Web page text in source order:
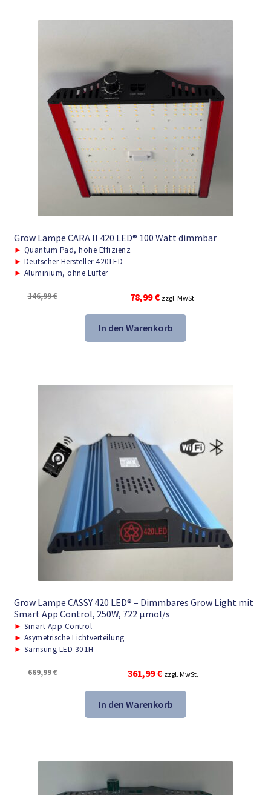
Grow Lampe CARA II 420 LED® 100 Watt dimmbar
► Quantum Pad, hohe Effizienz
► Deutscher Hersteller 420LED
► Aluminium, ohne Lüfter
146,99€
Ursprünglicher
war:
146,99 €
78,99€Aktueller
ist:
78,99 €.
zzgl. MwSt.
In den Warenkorb
Grow Lampe CASSY 420 LED® – Dimmbares Grow Light mit
Smart App Control, 250W, 722 μmol/s
► Smart App Control
► Asymetrische Lichtverteilung
► Samsung LED 301H
669,99€
Ursprünglicher
war:
669,99 €
361,99€Aktueller
ist:
361,99 €.
zzgl. MwSt.
In den Warenkorb